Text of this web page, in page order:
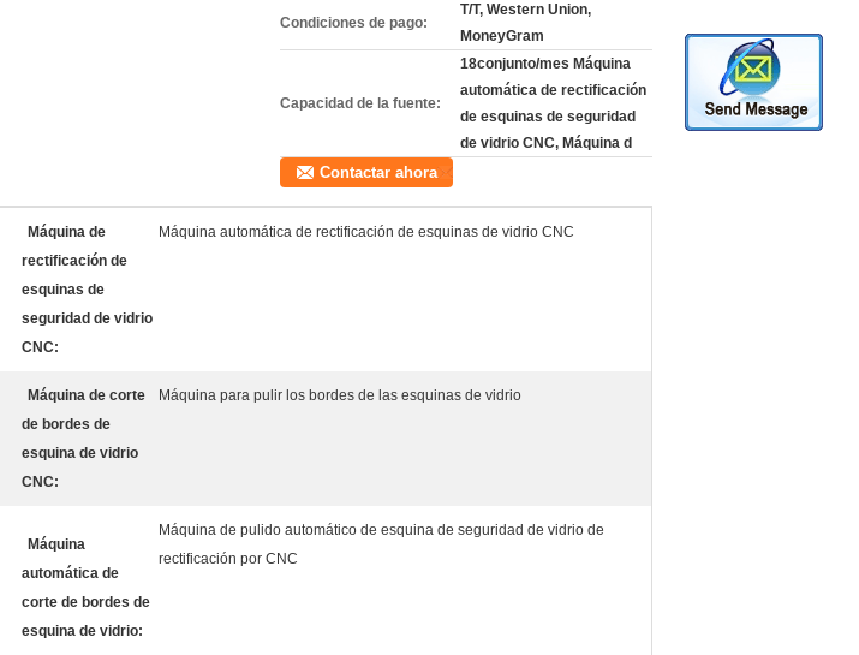
Condiciones de pago:
T/T, Western Union,
MoneyGram
Capacidad de la fuente:
18conjunto/mes Máquina
automática de rectificación
de esquinas de seguridad
de vidrio CNC, Máquina d
Contactar ahora
Máquina de
rectificación de
esquinas de
seguridad de vidrio
CNC:
Máquina automática de rectificación de esquinas de vidrio CNC
Máquina de corte
de bordes de
esquina de vidrio
CNC:
Máquina para pulir los bordes de las esquinas de vidrio
Máquina
automática de
corte de bordes de
esquina de vidrio:
Máquina de pulido automático de esquina de seguridad de vidrio de
rectificación por CNC